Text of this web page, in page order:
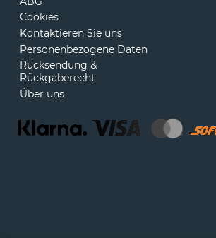
Cookies
Kontaktieren Sie uns
Personenbezogene Daten
Rücksendung &
Rückgaberecht
Über uns